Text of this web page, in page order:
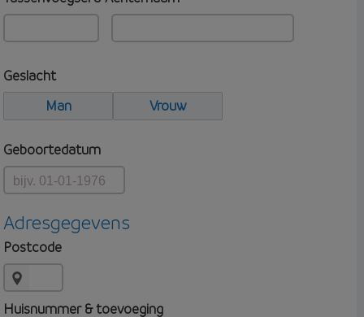
Geslacht
Man
Vrouw
Geboortedatum
Adresgegevens
Postcode
Huisnummer & toevoeging